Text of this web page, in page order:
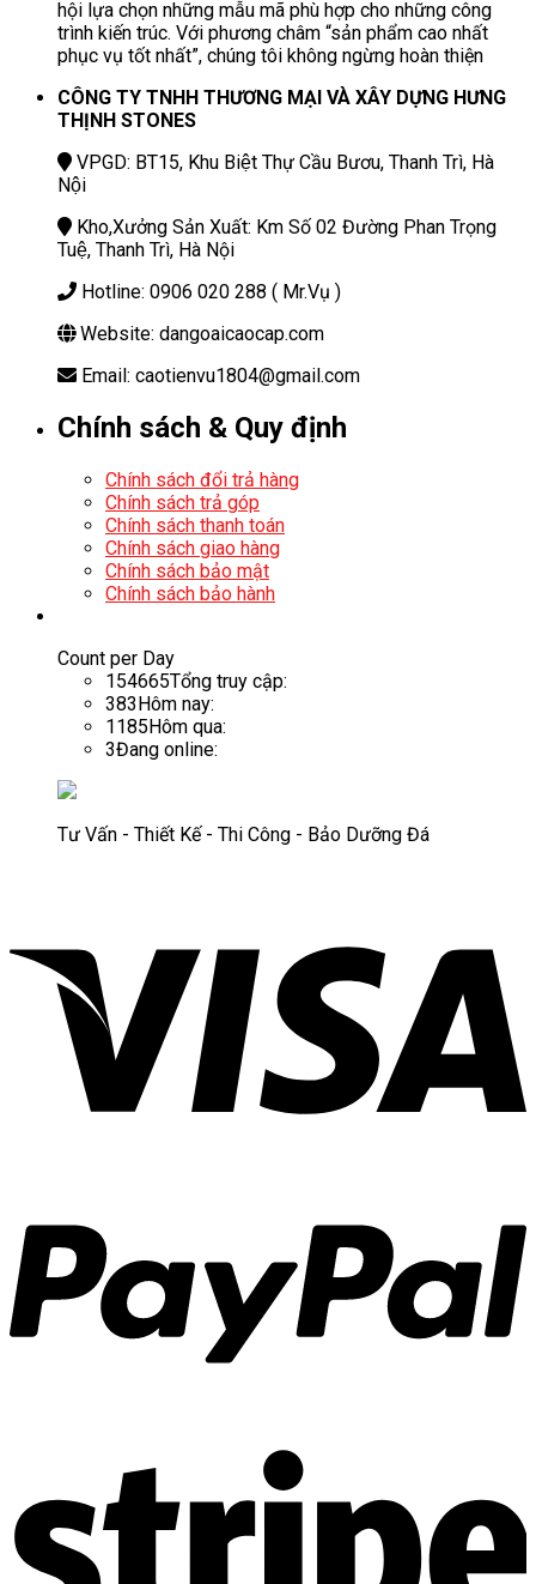
hội lựa chọn những mẫu mã phù hợp cho những công
trình kiến trúc. Với phương châm “sản phẩm cao nhất
phục vụ tốt nhất”, chúng tôi không ngừng hoàn thiện
CÔNG TY TNHH THƯƠNG MẠI VÀ XÂY DỰNG HƯNG
THỊNH STONES
VPGD: BT15, Khu Biệt Thự Cầu Bươu, Thanh Trì, Hà
Nội
Kho,Xưởng Sản Xuất: Km Số 02 Đường Phan Trọng
Tuệ, Thanh Trì, Hà Nội
Hotline: 0906 020 288 ( Mr.Vụ )
Website: dangoaicaocap.com
Email: caotienvu1804@gmail.com
Chính sách & Quy định
Chính sách đổi trả hàng
Chính sách trả góp
Chính sách thanh toán
Chính sách giao hàng
Chính sách bảo mật
Chính sách bảo hành
Count per Day
154665Tổng truy cập:
383 Hôm nay:
1185 Hôm qua:
3Đang online:
Tư Vấn - Thiết Kế - Thi Công - Bảo Dưỡng Đá